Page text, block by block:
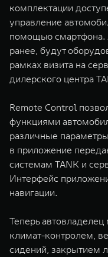
WEY 07
Расширяя границы
от 6 149 000 ₽
Масштаб возможностей
от 6 449 000 ₽
комплектации
управление
помощью смартфона.
ранее, будут
рамках визита на
дилерского центра
Remote Control
функциями
различные
в приложение
системам TANK и
Интерфейс
навигации.
Теперь
климат-контролем,
сидений, закрытием